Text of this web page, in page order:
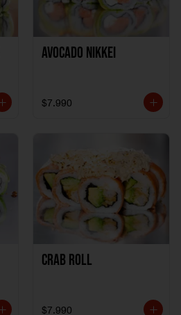
AVOCADO NIKKEI
$7.990
CRAB ROLL
$7.990